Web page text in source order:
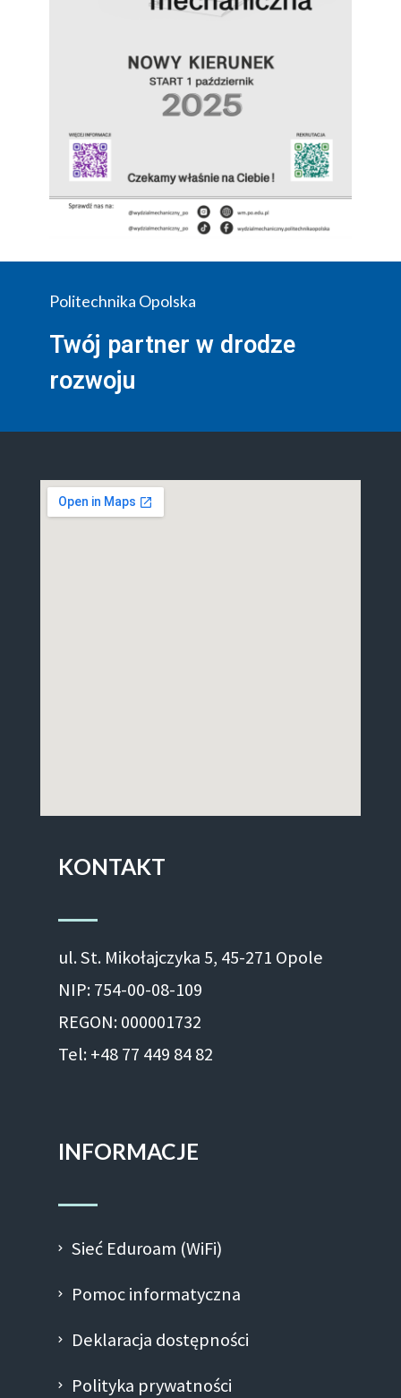
Politechnika Opolska
Twój partner w drodze
rozwoju
KONTAKT
ul. St. Mikołajczyka 5, 45-271 Opole
NIP: 754-00-08-109
REGON: 000001732
Tel: +48 77 449 84 82
INFORMACJE
Sieć Eduroam (WiFi)
Pomoc informatyczna
Deklaracja dostępności
Polityka prywatności